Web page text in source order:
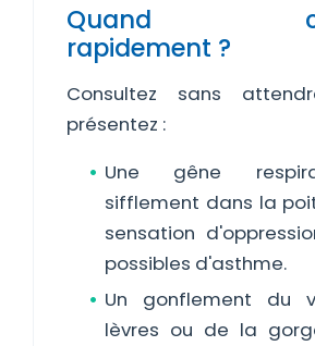
Quand
rapidement ?
Consultez sans
présentez :
Une gêne
sifflement dans la
sensation
possibles d'asthme.
Un gonflement du
lèvres ou de la